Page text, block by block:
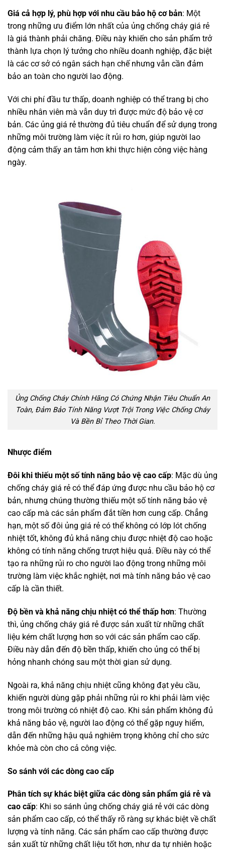
Giá cả hợp lý, phù hợp với nhu cầu bảo hộ cơ bản: Một
trong những ưu điểm lớn nhất của ủng chống cháy giá rẻ
là giá thành phải chăng. Điều này khiến cho sản phẩm trở
thành lựa chọn lý tưởng cho nhiều doanh nghiệp, đặc biệt
là các cơ sở có ngân sách hạn chế nhưng vẫn cần đảm
bảo an toàn cho người lao động.
Với chi phí đầu tư thấp, doanh nghiệp có thể trang bị cho
nhiều nhân viên mà vẫn duy trì được mức độ bảo vệ cơ
bản. Các ủng giá rẻ thường đủ tiêu chuẩn để sử dụng trong
những môi trường làm việc ít rủi ro hơn, giúp người lao
động cảm thấy an tâm hơn khi thực hiện công việc hàng
ngày.
Ủng Chống Cháy Chính Hãng Có Chứng Nhận Tiêu Chuẩn An
Toàn, Đảm Bảo Tính Năng Vượt Trội Trong Việc Chống Cháy
Và Bền Bỉ Theo Thời Gian.
Nhược điểm
Đôi khi thiếu một số tính năng bảo vệ cao cấp: Mặc dù ủng
chống cháy giá rẻ có thể đáp ứng được nhu cầu bảo hộ cơ
bản, nhưng chúng thường thiếu một số tính năng bảo vệ
cao cấp mà các sản phẩm đắt tiền hơn cung cấp. Chẳng
hạn, một số đôi ủng giá rẻ có thể không có lớp lót chống
nhiệt tốt, không đủ khả năng chịu được nhiệt độ cao hoặc
không có tính năng chống trượt hiệu quả. Điều này có thể
tạo ra những rủi ro cho người lao động trong những môi
trường làm việc khắc nghiệt, nơi mà tính năng bảo vệ cao
cấp là cần thiết.
Độ bền và khả năng chịu nhiệt có thể thấp hơn: Thường
thì, ủng chống cháy giá rẻ được sản xuất từ những chất
liệu kém chất lượng hơn so với các sản phẩm cao cấp.
Điều này dẫn đến độ bền thấp, khiến cho ủng có thể bị
hỏng nhanh chóng sau một thời gian sử dụng.
Ngoài ra, khả năng chịu nhiệt cũng không đạt yêu cầu,
khiến người dùng gặp phải những rủi ro khi phải làm việc
trong môi trường có nhiệt độ cao. Khi sản phẩm không đủ
khả năng bảo vệ, người lao động có thể gặp nguy hiểm,
dẫn đến những hậu quả nghiêm trọng không chỉ cho sức
khỏe mà còn cho cả công việc.
So sánh với các dòng cao cấp
Phân tích sự khác biệt giữa các dòng sản phẩm giá rẻ và
cao cấp: Khi so sánh ủng chống cháy giá rẻ với các dòng
sản phẩm cao cấp, có thể thấy rõ ràng sự khác biệt về chất
lượng và tính năng. Các sản phẩm cao cấp thường được
sản xuất từ những chất liệu tốt hơn, như da tự nhiên hoặc